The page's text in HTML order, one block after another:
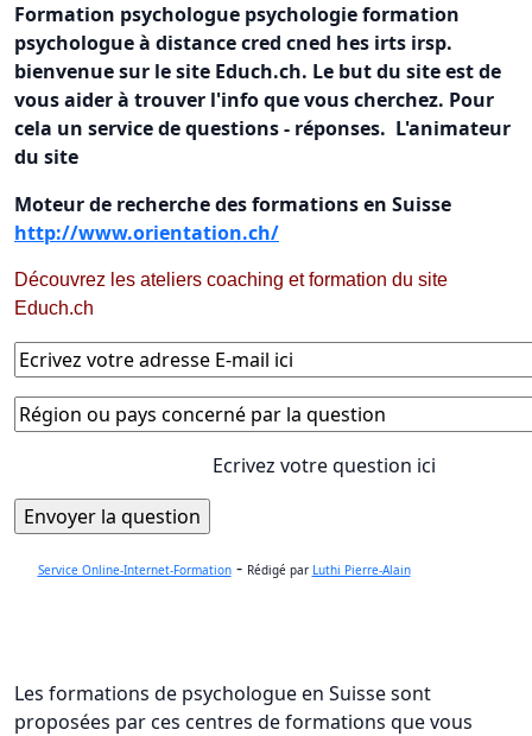
Formation psychologue psychologie formation
psychologue à distance cred cned hes irts irsp.
bienvenue sur le site Educh.ch. Le but du site est de
vous aider à trouver l'info que vous cherchez. Pour
cela un service de questions - réponses. L'animateur
du site
Moteur de recherche des formations en Suisse
http://www.orientation.ch/
Découvrez les ateliers coaching et formation du site
Educh.ch
Ecrivez votre question ici
Service Online-Internet-Formation- Rédigé par Luthi Pierre-Alain
Les formations de psychologue en Suisse sont
proposées par ces centres de formations que vous